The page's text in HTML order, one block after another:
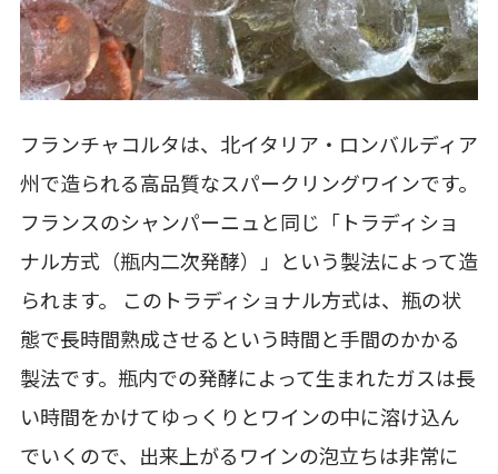
フランチャコルタは、北イタリア・ロンバルディア
州で造られる高品質なスパークリングワインです。
フランスのシャンパーニュと同じ「トラディショ
ナル方式（瓶内二次発酵）」という製法によって造
られます。 このトラディショナル方式は、瓶の状
態で長時間熟成させるという時間と手間のかかる
製法です。瓶内での発酵によって生まれたガスは長
い時間をかけてゆっくりとワインの中に溶け込ん
でいくので、出来上がるワインの泡立ちは非常に